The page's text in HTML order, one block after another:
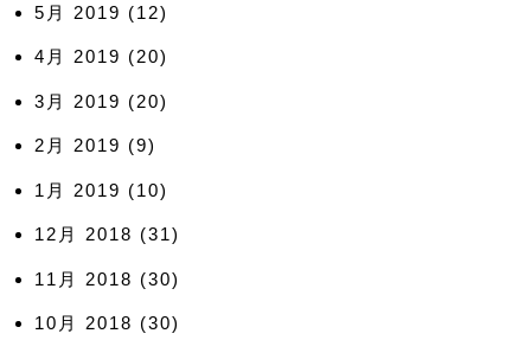
5月 2019 (12)
4月 2019 (20)
3月 2019 (20)
2月 2019 (9)
1月 2019 (10)
12月 2018 (31)
11月 2018 (30)
10月 2018 (30)